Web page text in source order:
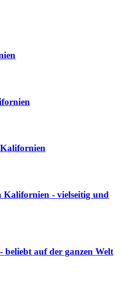
Kalifornien - vielseitig und
auf der ganzen Welt